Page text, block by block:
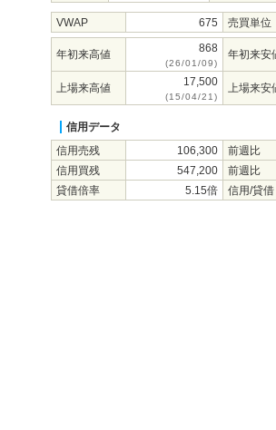
VWAP 675 売買単位
年初来高値 868
(26/01/09)
年初来安
上場来高値 17,500
(15/04/21)
上場来安
信用データ
信用売残
106,300
前週比
信用買残
547,200
前週比
貸借倍率
5.15倍 信用/貸借